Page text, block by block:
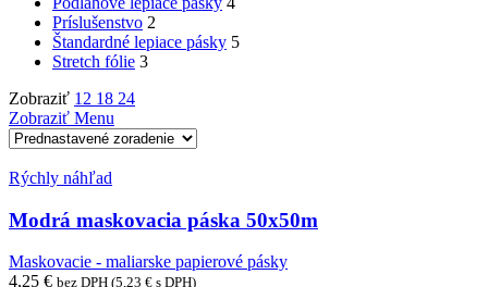
Príslušenstvo 2
Štandardné lepiace pásky 5
Stretch fólie 3
Zobraziť 12 18 24
Zobraziť Menu
Rýchly náhľad
Modrá maskovacia páska 50x50m
Maskovacie - maliarske papierové pásky
4,25 € bez DPH (5,23 € s DPH)